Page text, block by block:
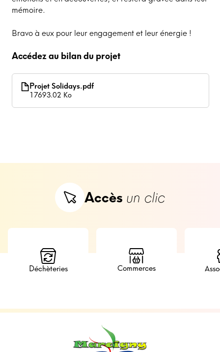
mémoire.
Bravo à eux pour leur engagement et leur énergie !
Accédez au bilan du projet
Projet Solidays.pdf
17693.02 Ko
Accès un clic
Déchèteries Commerces